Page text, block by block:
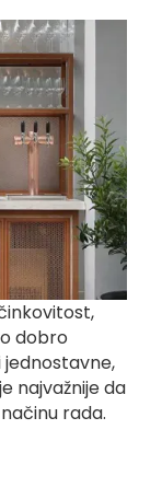
dobro
najvažnije da
rada.